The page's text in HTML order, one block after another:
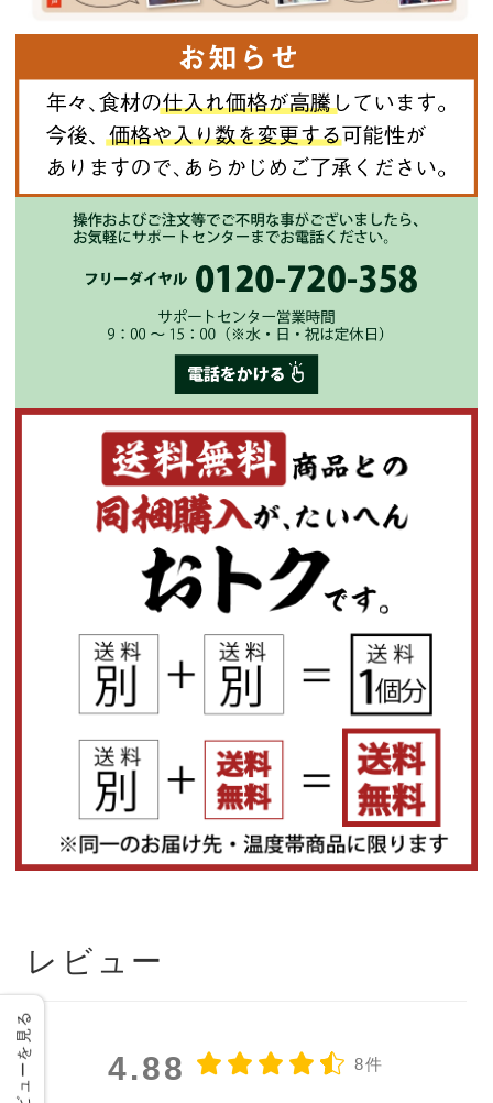
レビュー
4.88 8件
レビューを見る